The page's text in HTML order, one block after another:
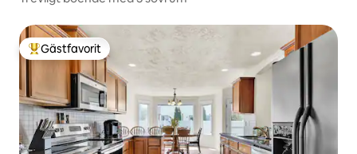
Populär gästfavorit
Gästfavorit